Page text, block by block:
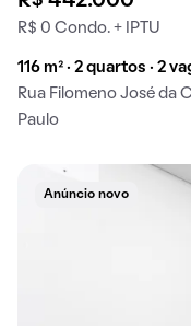
R$ 0 Condo. + IPTU
116 m² · 2 quartos · 2
Rua Filomeno José da
Paulo
Anúncio novo